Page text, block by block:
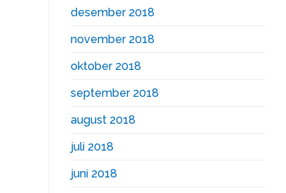
desember 2018
november 2018
oktober 2018
september 2018
august 2018
juli 2018
juni 2018